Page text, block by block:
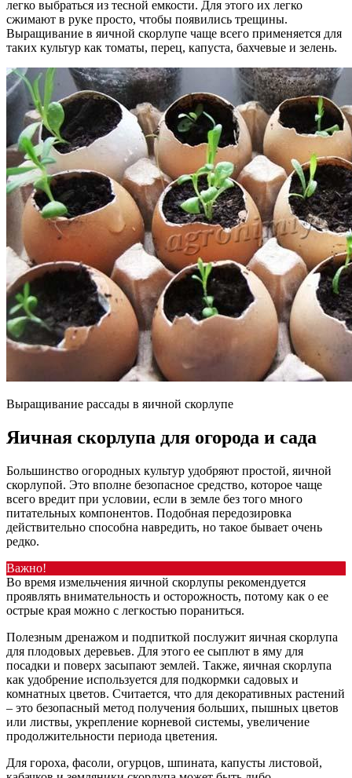
легко выбраться из тесной емкости. Для этого их легко
сжимают в руке просто, чтобы появились трещины.
Выращивание в яичной скорлупе чаще всего применяется для
таких культур как томаты, перец, капуста, бахчевые и зелень.
Выращивание рассады в яичной скорлупе
Яичная скорлупа для огорода и сада
Большинство огородных культур удобряют простой, яичной
скорлупой. Это вполне безопасное средство, которое чаще
всего вредит при условии, если в земле без того много
питательных компонентов. Подобная передозировка
действительно способна навредить, но такое бывает очень
редко.
Важно!
Во время измельчения яичной скорлупы рекомендуется
проявлять внимательность и осторожность, потому как о ее
острые края можно с легкостью пораниться.
Полезным дренажом и подпиткой послужит яичная скорлупа
для плодовых деревьев. Для этого ее сыплют в яму для
посадки и поверх засыпают землей. Также, яичная скорлупа
как удобрение используется для подкормки садовых и
комнатных цветов. Считается, что для декоративных растений
– это безопасный метод получения больших, пышных цветов
или листвы, укрепление корневой системы, увеличение
продолжительности периода цветения.
Для гороха, фасоли, огурцов, шпината, капусты листовой,